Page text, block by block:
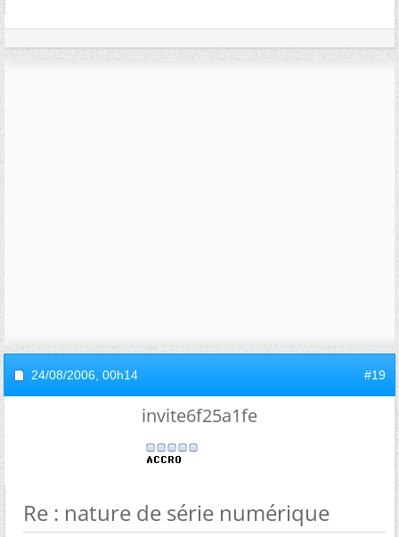
24/08/2006, 00h14 #19
invite6f25a1fe
Re : nature de série numérique